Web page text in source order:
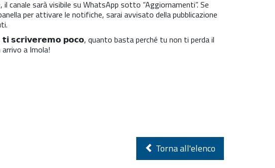
il canale sarà visibile su WhatsApp sotto “Aggiornamenti”. Se
per attivare le notifiche, sarai avvisato della pubblicazione
𝘀𝗰𝗿𝗶𝘃𝗲𝗿𝗲𝗺𝗼 𝗽𝗼𝗰𝗼, quanto basta perché tu non ti perda il
a Imola!
Torna all'elenco